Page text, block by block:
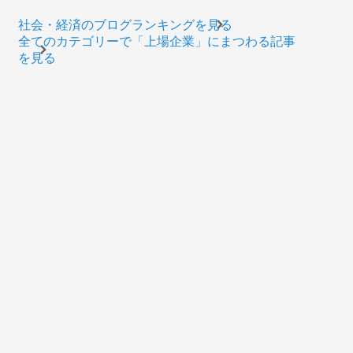
社会・経済のブログランキングを見る
全てのカテゴリーで「上場企業」にまつわる記事
を見る